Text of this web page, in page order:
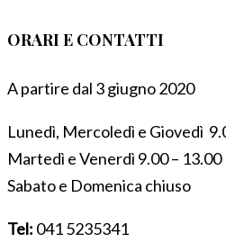
ORARI E CONTATTI
A partire dal 3 giugno 2020
Lunedì, Mercoledì e Giovedì
Martedì e Venerdì 9.00 – 13.00
Sabato e Domenica chiuso
Tel: 041 5235341